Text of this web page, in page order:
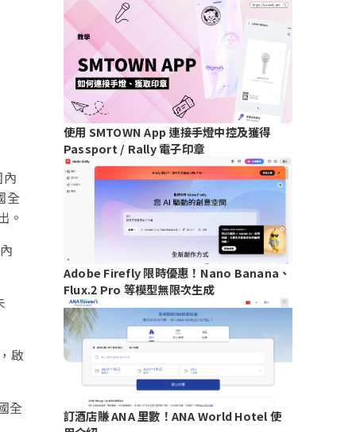
全
。
啟
全
使用 SMTOWN App 連接手燈中控及獲得
Passport / Rally 電子印章
Adobe Firefly 限時優惠！Nano Banana、
Flux.2 Pro 等模型無限次生成
訂酒店賺 ANA 里數！ANA World Hotel 使